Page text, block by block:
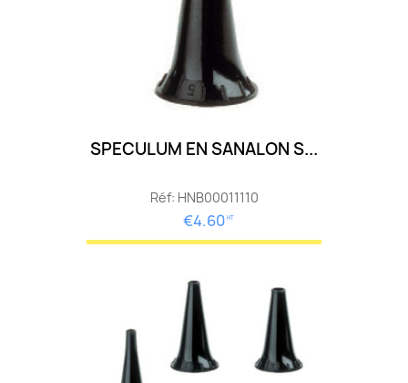
SPECULUM EN SANALON S...
Réf: HNB00011110
€4.60 HT